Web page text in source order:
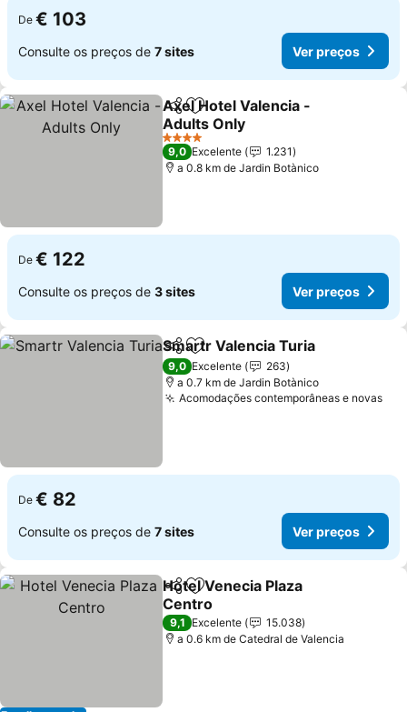
De € 103
Consulte os preços de 7 sites Ver preços
PartilharAdicionar aos favoritos
Axel Hotel Valencia -
Adults Only
4 Estrelas
9,0 Excelente
1.231
a 0.8 km de Jardin Botànico
De € 122
Consulte os preços de 3 sites Ver preços
PartilharAdicionar aos favoritos
Smartr Valencia Turia
9,0 Excelente
263
a 0.7 km de Jardin Botànico
Acomodações contemporâneas e novas
De € 82
Consulte os preços de 7 sites Ver preços
PartilharAdicionar aos favoritos
Hotel Venecia Plaza
Centro
9,1 Excelente
15.038
a 0.6 km de Catedral de Valencia